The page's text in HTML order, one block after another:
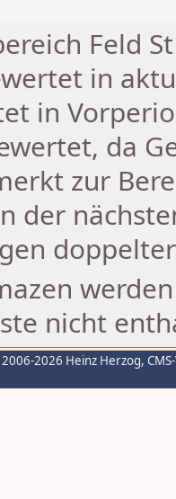
Feld
in
in
da
zur
der
nicht
2026 Heinz Herzog,